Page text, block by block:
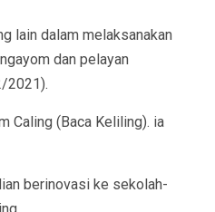
lain dalam melaksanakan
dan pelayan
2021).
Caling (Baca Keliling). ia
berinovasi ke sekolah-